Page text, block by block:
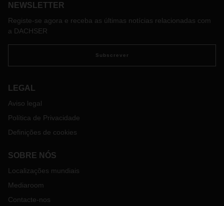
NEWSLETTER
Registe-se agora e receba as últimas notícias relacionadas com
a DACHSER
Subscrever
LEGAL
Aviso legal
Política de Privacidade
Definições de cookies
SOBRE NÓS
Localizações mundiais
Mediaroom
Contacte-nos